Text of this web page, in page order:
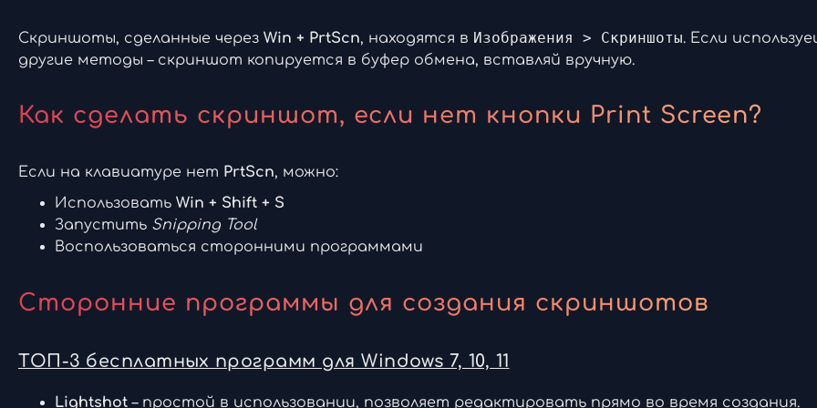
Скриншоты, сделанные через Win + PrtScn, находятся в Изображения > Скриншоты. Если
другие методы – скриншот копируется в буфер обмена, вставляй вручную.
Как сделать скриншот, если нет кнопки Print Screen?
Если на клавиатуре нет PrtScn, можно:
Использовать Win + Shift + S
Запустить Snipping Tool
Воспользоваться сторонними программами
Сторонние программы для создания скриншотов
ТОП-3 бесплатных программ для Windows 7, 10, 11
Lightshot – простой в использовании, позволяет редактировать прямо во время создания.